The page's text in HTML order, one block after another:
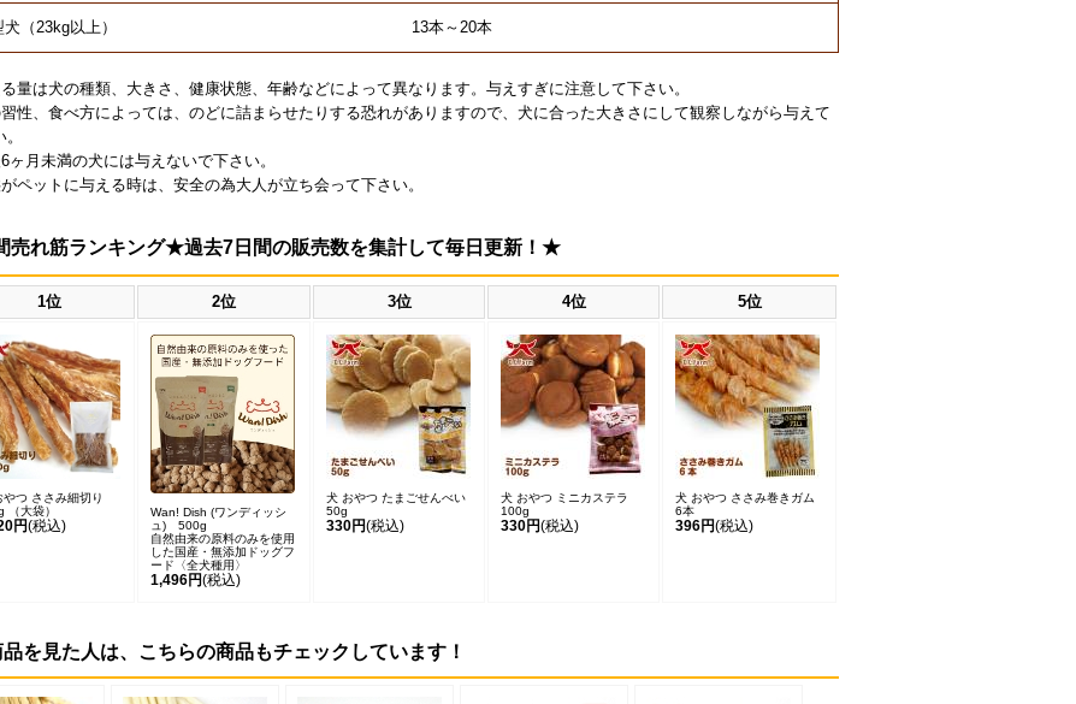
犬（23kg以上） 13本～20本
量は犬の種類、大きさ、健康状態、年齢などによって異なります。与えすぎに注意して下さい。
性、食べ方によっては、のどに詰まらせたりする恐れがありますので、犬に合った大きさにして観察しながら与えて
ヶ月未満の犬には与えないで下さい。
ペットに与える時は、安全の為大人が立ち会って下さい。
売れ筋ランキング★過去7日間の販売数を集計して毎日更新！★
1位 2位 3位 4位 5位
やつ ささみ細切り
（大袋）
円(税込)
Wan! Dish (ワンディッシ
ュ) 500g
自然由来の原料のみを使用
した国産・無添加ドッグフ
ード〈全犬種用〉
1,496円(税込)
犬 おやつ たまごせんべい
50g
330円(税込)
犬 おやつ ミニカステラ
100g
330円(税込)
犬 おやつ ささみ巻きガム
6本
396円(税込)
品を見た人は、こちらの商品もチェックしています！